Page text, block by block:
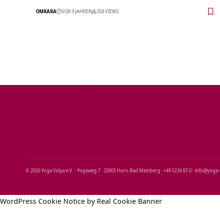
OMKARA VOR 9 JAHREN 358 VIEWS
© 2026 Yoga Vidya e.V. · Yogaweg 7 · 32805 Horn‑Bad Meinberg · +49 5234 87‑0 ·
WordPress Cookie Notice by Real Cookie Banner